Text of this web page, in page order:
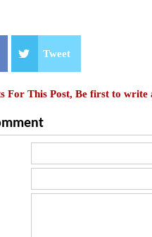
Tweet
For This Post, Be first to write